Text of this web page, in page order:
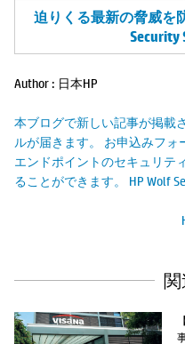
迫りくる最新の脅威を
Security
Author : 日本HP
本ブログで新しい記事が掲載
ルが届きます。 お申込みフ
エンドポイントのセキュリテ
ることができます。 HP Wolf